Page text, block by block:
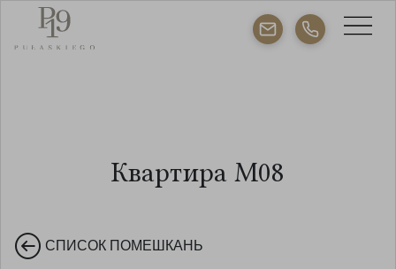
Квартира M08
СПИСОК ПОМЕШКАНЬ